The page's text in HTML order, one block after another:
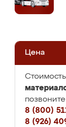
Цена
8 (800)
8 (926)